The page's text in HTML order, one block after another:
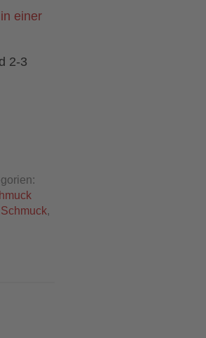
einer
2-3
Schmuck,